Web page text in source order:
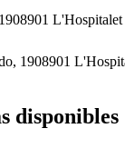
1908901
disponibles